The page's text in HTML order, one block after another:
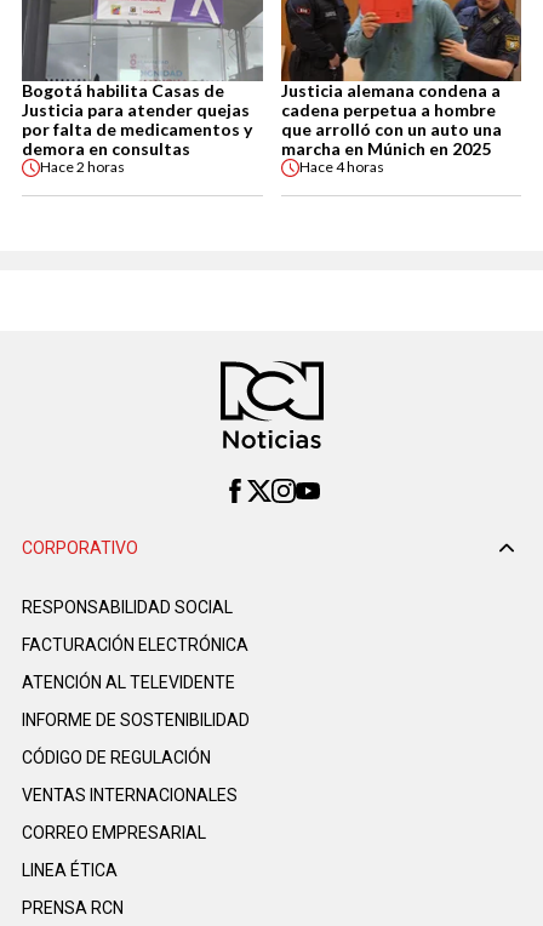
Bogotá habilita Casas de
Justicia para atender quejas
por falta de medicamentos y
demora en consultas
Hace2 horas
Justicia alemana condena a
cadena perpetua a hombre
que arrolló con un auto una
marcha en Múnich en 2025
Hace4 horas
CORPORATIVO
RESPONSABILIDAD SOCIAL
FACTURACIÓN ELECTRÓNICA
ATENCIÓN AL TELEVIDENTE
INFORME DE SOSTENIBILIDAD
CÓDIGO DE REGULACIÓN
VENTAS INTERNACIONALES
CORREO EMPRESARIAL
LINEA ÉTICA
PRENSA RCN